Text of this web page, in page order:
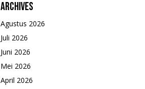
Archives
Agustus 2026
Juli 2026
Juni 2026
Mei 2026
April 2026